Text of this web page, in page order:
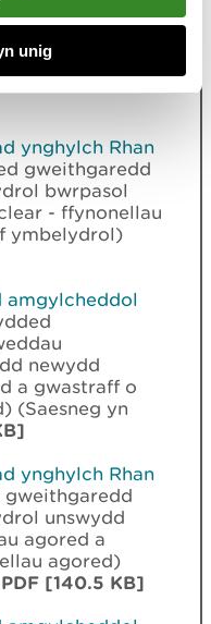
unig
agored a
WORD [93.0
ynghylch Rhan
gweithgaredd
bwrpasol
- ffynonellau
ymbelydrol)
amgylcheddol
newydd
a gwastraff o
(Saesneg yn
ynghylch Rhan
gweithgaredd
unswydd
agored a
agored)
PDF [140.5 KB]